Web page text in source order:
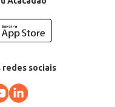
redes sociais